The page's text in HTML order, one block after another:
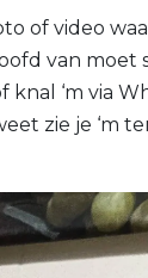
of video
van moet
knal ‘m via
zie je ‘m